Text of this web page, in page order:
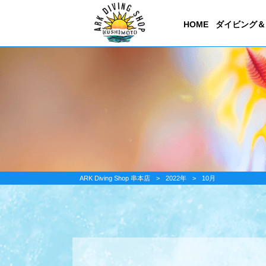
HOME ダイビング
ARK Diving Shop 串本店 > 2022年 > 10月